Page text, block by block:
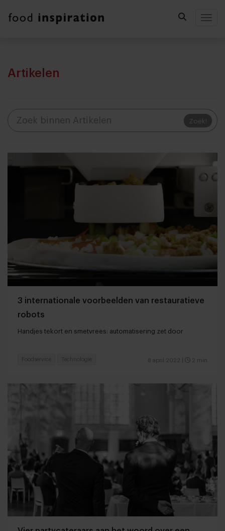
Artikelen
Zoek!
3 internationale voorbeelden van restauratieve
robots
Handjes tekort en smetvrees: automatisering zet door
8 april 2022 2 min
Foodservice Technologie